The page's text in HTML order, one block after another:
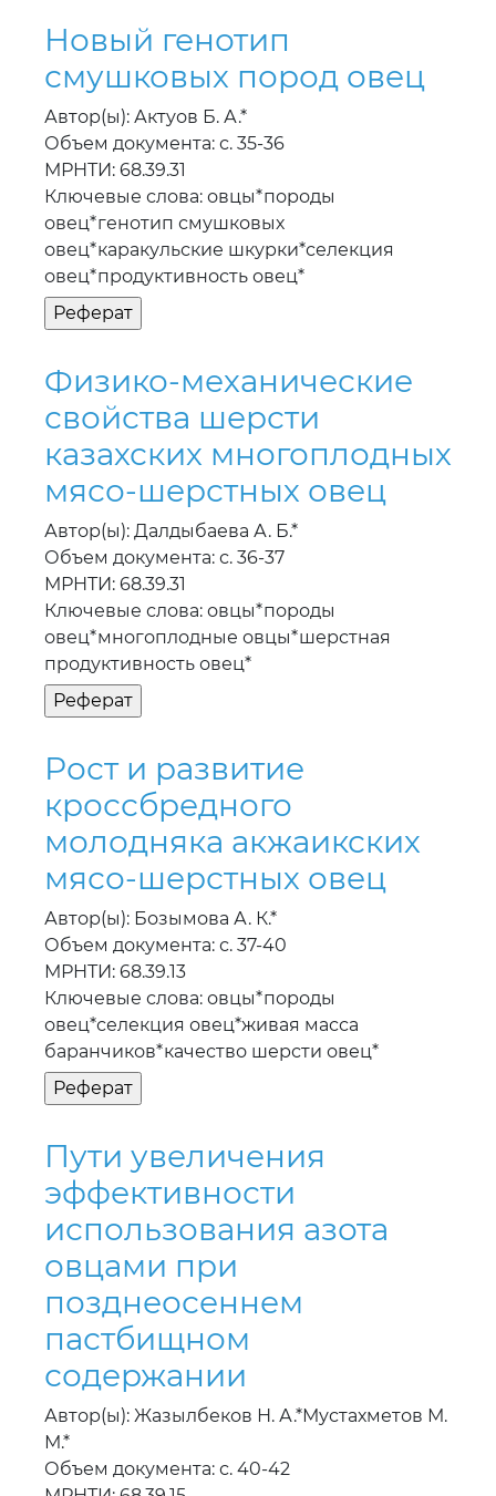
Новый генотип
смушковых пород овец
Автор(ы): Актуов Б. А.*
Объем документа: с. 35-36
МРНТИ: 68.39.31
Ключевые слова: овцы*породы
овец*генотип смушковых
овец*каракульские шкурки*селекция
овец*продуктивность овец*
Физико-механические
свойства шерсти
казахских многоплодных
мясо-шерстных овец
Автор(ы): Далдыбаева А. Б.*
Объем документа: с. 36-37
МРНТИ: 68.39.31
Ключевые слова: овцы*породы
овец*многоплодные овцы*шерстная
продуктивность овец*
Рост и развитие
кроссбредного
молодняка акжаикских
мясо-шерстных овец
Автор(ы): Бозымова А. К.*
Объем документа: с. 37-40
МРНТИ: 68.39.13
Ключевые слова: овцы*породы
овец*селекция овец*живая масса
баранчиков*качество шерсти овец*
Пути увеличения
эффективности
использования азота
овцами при
позднеосеннем
пастбищном
содержании
Автор(ы): Жазылбеков Н. А.*Мустахметов М.
М.*
Объем документа: с. 40-42